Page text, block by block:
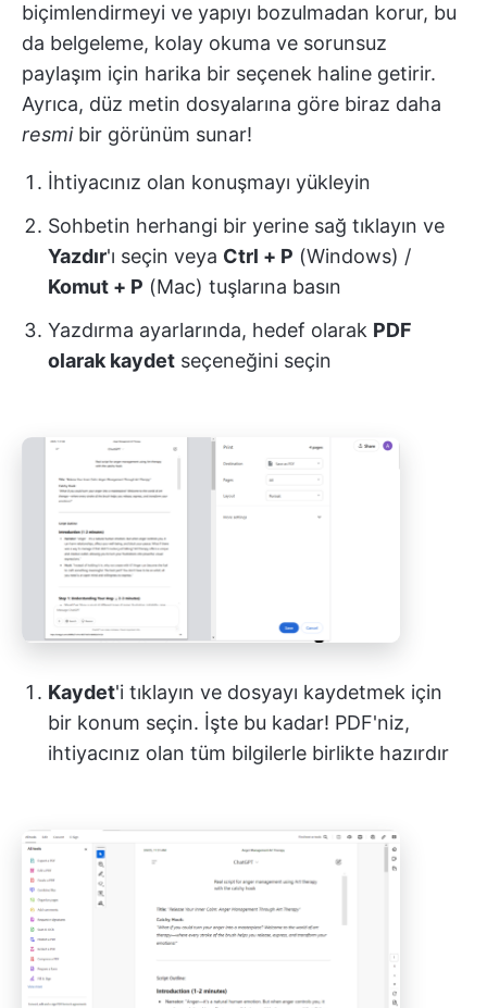
biçimlendirmeyi ve yapıyı bozulmadan korur, bu
da belgeleme, kolay okuma ve sorunsuz
paylaşım için harika bir seçenek haline getirir.
Ayrıca, düz metin dosyalarına göre biraz daha
resmibir görünüm sunar!
İhtiyacınız olan konuşmayı yükleyin
Sohbetin herhangi bir yerine sağ tıklayın ve
Yazdır'ı seçin veya Ctrl + P (Windows) /
Komut + P (Mac) tuşlarına basın
Yazdırma ayarlarında, hedef olarak PDF
olarak kaydet seçeneğini seçin
Kaydet'i tıklayın ve dosyayı kaydetmek için
bir konum seçin. İşte bu kadar! PDF'niz,
ihtiyacınız olan tüm bilgilerle birlikte hazırdır